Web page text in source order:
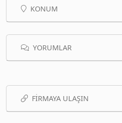
KONUM
YORUMLAR
FIRMAYA ULAŞIN